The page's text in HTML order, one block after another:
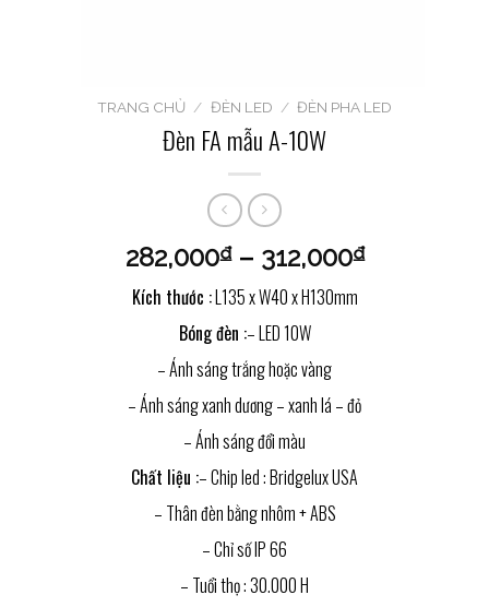
TRANG CHỦ / ĐÈN LED / ĐÈN PHA LED
Đèn FA mẫu A-10W
282,000₫– 312,000₫
Kích thước :L135 x W40 x H130mm
Bóng đèn :– LED 10W
– Ánh sáng trắng hoặc vàng
– Ánh sáng xanh dương – xanh lá – đỏ
– Ánh sáng đổi màu
Chất liệu :– Chip led : Bridgelux USA
– Thân đèn bằng nhôm + ABS
– Chỉ số IP 66
– Tuổi thọ : 30.000 H